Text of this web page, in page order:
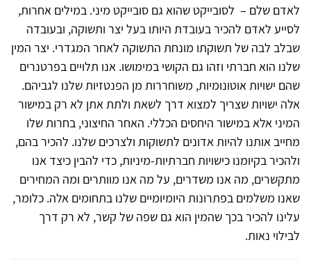
לאדם שלם – לסובייקט שהוא גם סובייקט מיני. במילים אחרות,
לסייע לאדם להכיר בעובדת היותו בעל יצר ותשוקה, ובעובדה
שבלב לבה של תשוקתו מונחת התשוקה לאחר המגדרי. יצר המין
שלנו הוא חברתי וזהו גם הקושי במימושו. אנו תלויים בפרטנרים
שהם ישויות אוטונומיות, משוחררות מן הפנטזיות שלנו לגביהם.
אלה ישויות שצריך למצוא דרך לשאת ולתת אתן לא רק במישור
המיני אלא במישור היחסים הכללי. האחר החיצוני, בחרות שלו
מחייב אותנו להיות אדונים לתשוקות ולצרכים שלנו. להכיר בהם,
ולהכיר בקיומנו כישויות חברתיות-מיניות, כדי להבין כיצד אנו
מתקשרים, מה אנו משדרים, על מה אנו מוותרים ומה המחירים
שאנו משלמים בפתרונות היומיומיים שלנו בתחומים אלה. כלומר,
עלינו להכיר בכך שהמין הוא גם שפה של קשר, לא רק דרך
לבילוי נאות.